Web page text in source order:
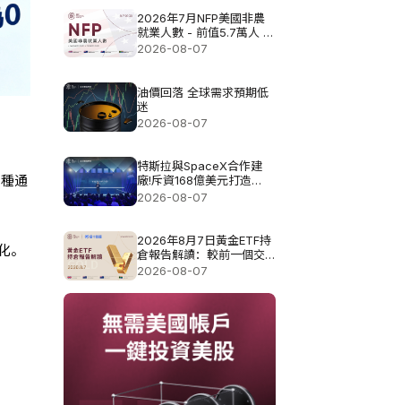
通
。
2026年7月NFP美國非農
就業人數 - 前值5.7萬人 預
測值8.3萬
2026-08-07
油價回落 全球需求預期低
迷
2026-08-07
特斯拉與SpaceX合作建
廠!斥資168億美元打造
Terafab基地
2026-08-07
2026年8月7日黃金ETF持
倉報告解讀：較前一個交
易日增加0.571噸
2026-08-07